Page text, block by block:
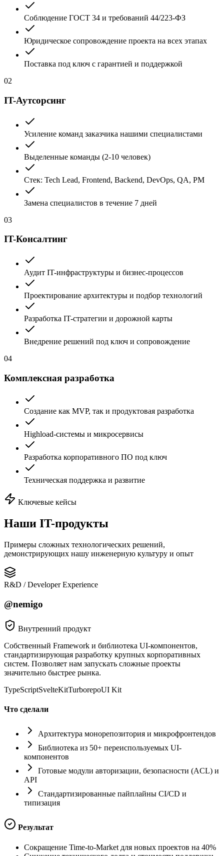
Соблюдение ГОСТ 34 и требований 44/223-ФЗ
Юридическое сопровождение проекта на всех этапах
Поставка под ключ с гарантией и поддержкой
02
IT-Аутсорсинг
Усиление команд заказчика нашими специалистами
Выделенные команды (2-10 человек)
Стек: Tech Lead, Frontend, Backend, DevOps, QA, PM
Замена специалистов в течение 7 дней
03
IT-Консалтинг
Аудит IT-инфраструктуры и бизнес-процессов
Проектирование архитектуры и подбор технологий
Разработка IT-стратегии и дорожной карты
Внедрение решений под ключ и сопровождение
04
Комплексная разработка
Создание как MVP, так и продуктовая разработка
Highload-системы и микросервисы
Разработка корпоративного ПО под ключ
Техническая поддержка и развитие
Ключевые кейсы
Наши IT-продукты
Примеры сложных технологических решений,
демонстрирующих нашу инженерную культуру и опыт
R&D / Developer Experience
@nemigo
Внутренний продукт
Собственный Framework и библиотека UI-компонентов,
стандартизирующая разработку крупных корпоративных
систем. Позволяет нам запускать сложные проекты
значительно быстрее рынка.
TypeScriptSvelteKitTurborepoUI Kit
Что сделали
Архитектура монорепозитория и микрофронтендов
Библиотека из 50+ переиспользуемых UI-
компонентов
Готовые модули авторизации, безопасности (ACL) и
API
Стандартизированные пайплайны CI/CD и
типизация
Результат
Сокращение Time-to-Market для новых проектов на 40%